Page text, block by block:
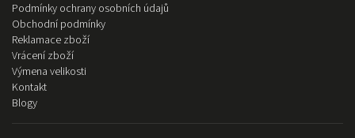
Podmínky ochrany osobních údajů
Obchodní podmínky
Reklamace zboží
Vrácení zboží
Výmena velikosti
Kontakt
Blogy